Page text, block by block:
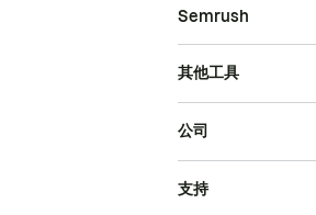
Semrush
其他工具
公司
支持